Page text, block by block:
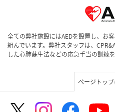
全ての弊社施設にはAEDを設置し、お
組んでいます。弊社スタッフは、
した心肺蘇生法などの応急手当の訓練
ページトッ